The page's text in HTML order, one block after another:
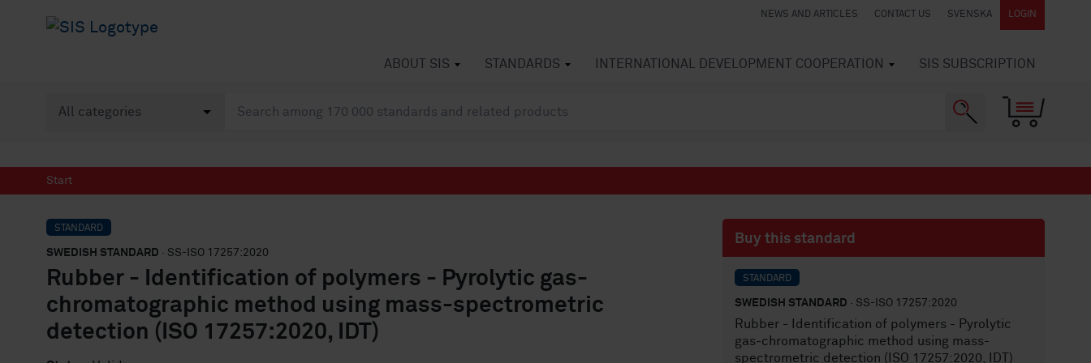
NEWS AND ARTICLES CONTACT US SVENSKA LOGIN
ABOUT SIS STANDARDS INTERNATIONAL DEVELOPMENT COOPERATION SIS SUBSCRIPTION
Start
STANDARD
SWEDISH STANDARD · SS-ISO 17257:2020
Rubber - Identification of polymers - Pyrolytic gas-
chromatographic method using mass-spectrometric
detection (ISO 17257:2020, IDT)
Buy this standard
STANDARD
SWEDISH STANDARD · SS-ISO 17257:2020
Rubber - Identification of polymers - Pyrolytic
gas-chromatographic method using mass-
spectrometric detection (ISO 17257:2020, IDT)